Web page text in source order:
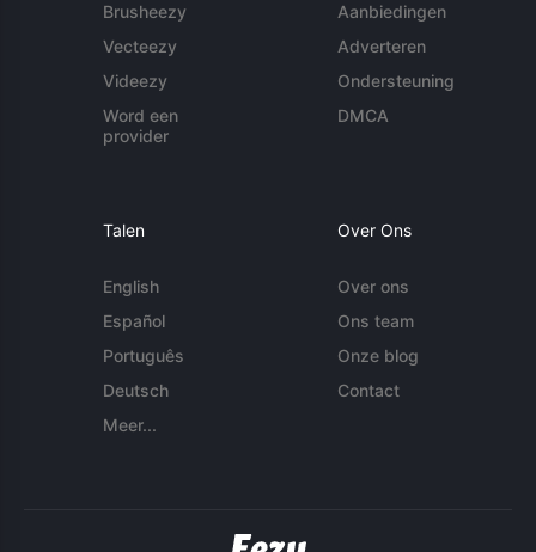
Brusheezy
Vecteezy
Videezy
Word een
provider
Aanbiedingen
Adverteren
Ondersteuning
DMCA
Talen
English
Español
Português
Deutsch
Meer...
Over Ons
Over ons
Ons team
Onze blog
Contact